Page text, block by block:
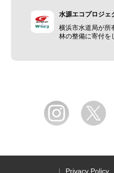
水源エコプロジェ
横浜市水道局が所
林の整備に寄付を
Privacy Policy